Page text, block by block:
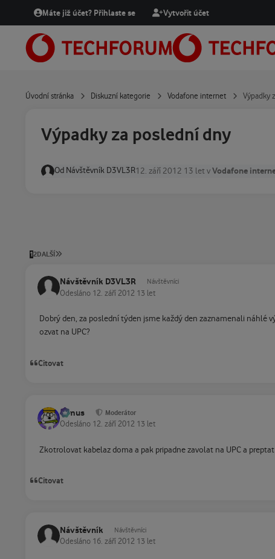
Přejít na obsah
Máte již účet? Přihlaste se Vytvořit účet
Úvodní stránka Diskuzní kategorie Vodafone internet Výpadky
Výpadky za poslední dny
Od Návštěvník D3VL3R12. září 2012 13 let vVodafone
12DALŠÍ
Návštěvník D3VL3R Návštěvníci
Odesláno 12. září 2012 13 let
Dobrý den, za poslední týden jsme každý den zaznamenali náhlé
ozvat na UPC?
Citovat
tomus Moderátor
Odesláno 12. září 2012 13 let
Zkotrolovat kabelaz doma a pak pripadne zavolat na UPC a preptat
Citovat
Návštěvník Návštěvníci
Odesláno 16. září 2012 13 let